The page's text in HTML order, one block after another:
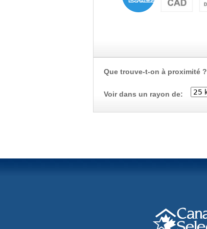
Que trouve-t-on à proximité ?
Voir dans un rayon de: